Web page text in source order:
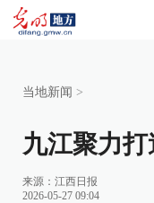
当地新闻 >
九江聚力
来源： 江西日报
2026-05-27 09:04